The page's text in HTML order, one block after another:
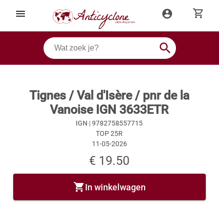
menu account_circle shopping_cart
search
Tignes / Val d'Isère / pnr de la
Vanoise IGN 3633ETR
IGN |9782758557715
TOP 25R
11-05-2026
€ 19.50
shopping_cartIn winkelwagen